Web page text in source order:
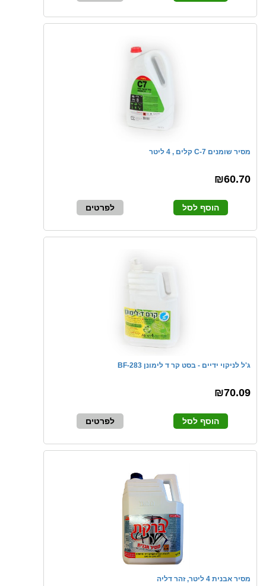
מסיר שומנים 7-C קלים , 4 ליטר
₪60.70
הוסף לסל לפרטים
ג'ל לניקוי ידיים - בסט קר ד לימונן BF-283
₪70.09
הוסף לסל לפרטים
מסיר אבנית 4 ליטר, זהר דליה